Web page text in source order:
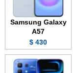
Samsung Galaxy
A57
430 $